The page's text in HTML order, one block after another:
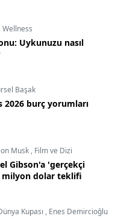
,Wellness
Uykunuzu nasıl
Başak
burç yorumları
Musk , Film ve Dizi
Gibson'a 'gerçekçi
milyon dolar teklifi
Kupası , Enes Demircioğlu